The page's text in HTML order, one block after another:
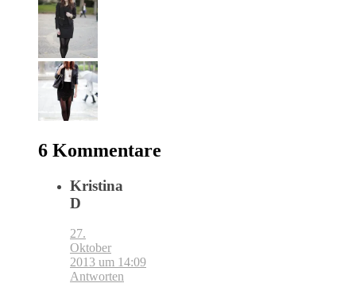
6 Kommentare
Kristina
D
27.
Oktober
2013 um 14:09
Antworten